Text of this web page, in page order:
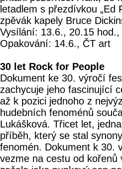
letadlem s přezdívkou „Ed
zpěvák kapely Bruce
Vysílání: 13.6., 20.15 hod.,
Opakování: 14.6., ČT art
30 let Rock for People
Dokument ke 30. výročí
zachycuje jeho fascinující
až k pozici jednoho z
hudebních fenoménů
Lukášková. Třicet let,
příběh, který se stal
fenomén. Dokument k 30.
vezme na cestu od